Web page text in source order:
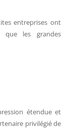
entreprises ont
que les grandes
étendue et
privilégié de